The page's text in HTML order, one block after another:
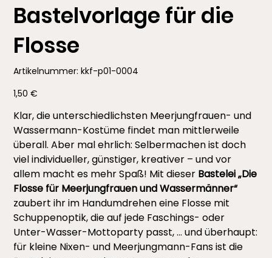
Bastelvorlage für die
Flosse
Artikelnummer: Artikelnummer:
kkf-
kkf-p01-0004
Preis
1,50 €
Klar, die unterschiedlichsten Meerjungfrauen- und
Wassermann-Kostüme findet man mittlerweile
überall. Aber mal ehrlich: Selbermachen ist doch
viel individueller, günstiger, kreativer – und vor
allem macht es mehr Spaß! Mit dieser Bastelei „Die
Flosse für Meerjungfrauen und Wassermänner“
zaubert ihr im Handumdrehen eine Flosse mit
Schuppenoptik, die auf jede Faschings- oder
Unter-Wasser-Mottoparty passt, … und überhaupt:
für kleine Nixen- und Meerjungmann-Fans ist die